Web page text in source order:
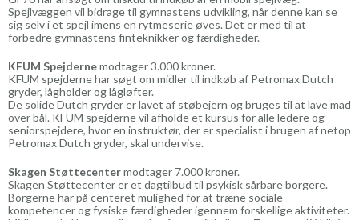
Spejlvæggen vil bidrage til gymnastens udvikling, når denne kan se
sig selv i et spejl imens en rytmeserie øves. Det er med til at
forbedre gymnastens finteknikker og færdigheder.
KFUM Spejdernemodtager 3.000 kroner.
KFUM spejderne har søgt om midler til indkøb af Petromax Dutch
gryder, lågholder og lågløfter.
De solide Dutch gryder er lavet af støbejern og bruges til at lave mad
over bål. KFUM spejderne vil afholde et kursus for alle ledere og
seniorspejdere, hvor en instruktør, der er specialist i brugen af netop
Petromax Dutch gryder, skal undervise.
Skagen Støttecentermodtager 7.000 kroner.
Skagen Støttecenter er et dagtilbud til psykisk sårbare borgere.
Borgerne har på centeret mulighed for at træne sociale
kompetencer og fysiske færdigheder igennem forskellige aktiviteter.